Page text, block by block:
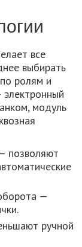
все
выбирать
ролям и
модуль
позволяют
—
ручной